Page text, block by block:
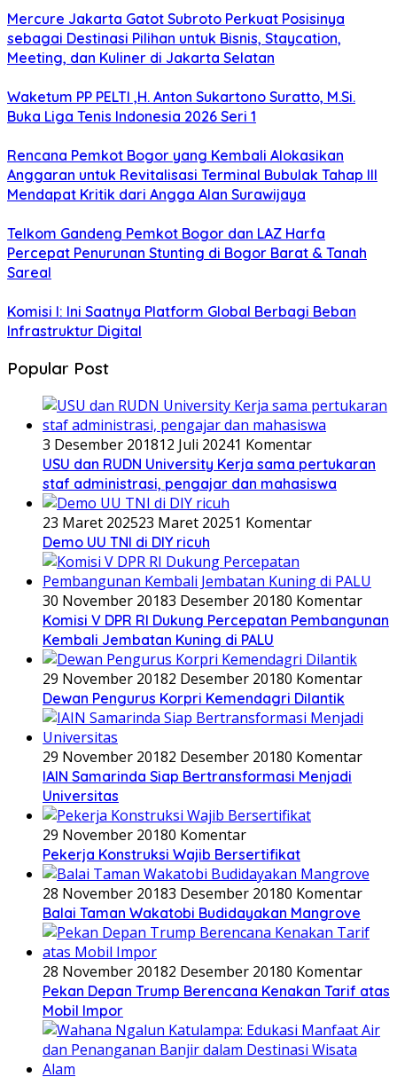
Mercure Jakarta Gatot Subroto Perkuat Posisinya
sebagai Destinasi Pilihan untuk Bisnis, Staycation,
Meeting, dan Kuliner di Jakarta Selatan
Waketum PP PELTI ,H. Anton Sukartono Suratto, M.Si.
Buka Liga Tenis Indonesia 2026 Seri 1
Rencana Pemkot Bogor yang Kembali Alokasikan
Anggaran untuk Revitalisasi Terminal Bubulak Tahap III
Mendapat Kritik dari Angga Alan Surawijaya
Telkom Gandeng Pemkot Bogor dan LAZ Harfa
Percepat Penurunan Stunting di Bogor Barat & Tanah
Sareal
Komisi I: Ini Saatnya Platform Global Berbagi Beban
Infrastruktur Digital
Popular Post
3 Desember 201812 Juli 20241 Komentar
USU dan RUDN University Kerja sama pertukaran
staf administrasi, pengajar dan mahasiswa
23 Maret 202523 Maret 20251 Komentar
Demo UU TNI di DIY ricuh
30 November 20183 Desember 20180 Komentar
Komisi V DPR RI Dukung Percepatan Pembangunan
Kembali Jembatan Kuning di PALU
29 November 20182 Desember 20180 Komentar
Dewan Pengurus Korpri Kemendagri Dilantik
29 November 20182 Desember 20180 Komentar
IAIN Samarinda Siap Bertransformasi Menjadi
Universitas
29 November 20180 Komentar
Pekerja Konstruksi Wajib Bersertifikat
28 November 20183 Desember 20180 Komentar
Balai Taman Wakatobi Budidayakan Mangrove
28 November 20182 Desember 20180 Komentar
Pekan Depan Trump Berencana Kenakan Tarif atas
Mobil Impor